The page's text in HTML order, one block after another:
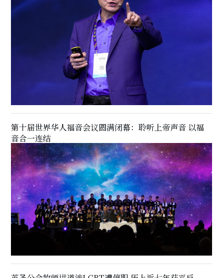
第十届世界华人福音会议圆满闭幕：聆听上帝声音 以福
音合一连结